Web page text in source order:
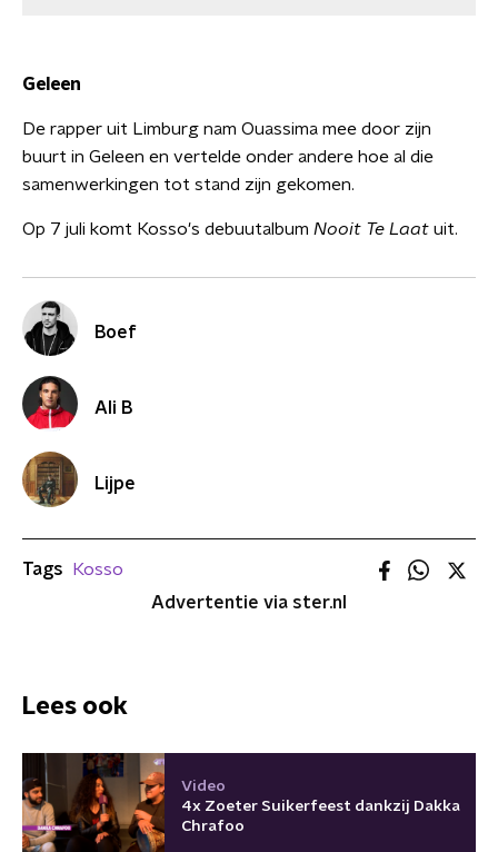
Geleen
De rapper uit Limburg nam Ouassima mee door zijn
buurt in Geleen en vertelde onder andere hoe al die
samenwerkingen tot stand zijn gekomen.
Op 7 juli komt Kosso's debuutalbum Nooit Te Laat uit.
Boef
Ali B
Lijpe
Tags
Kosso
Advertentie via ster.nl
Lees ook
Video
4x Zoeter Suikerfeest dankzij Dakka
Chrafoo